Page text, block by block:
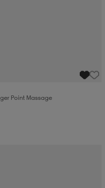
Point Massage